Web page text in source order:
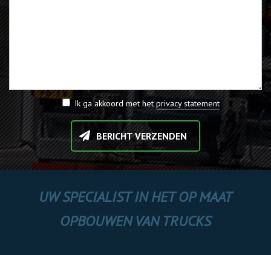
Ik ga akkoord met hetprivacy statement
BERICHT VERZENDEN
UW SPECIALIST IN HET OP MAAT
OPBOUWEN VAN TRUCKS